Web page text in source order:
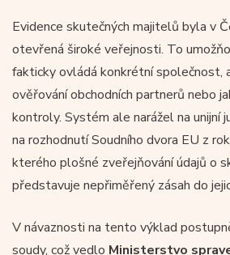
Evidence skutečných majitelů byla v
otevřená široké veřejnosti. To
fakticky ovládá konkrétní společnost,
ověřování obchodních partnerů nebo
kontroly. Systém ale narážel na unijní
na rozhodnutí Soudního dvora EU z
kterého plošné zveřejňování údajů o
představuje nepřiměřený zásah do
V návaznosti na tento výklad
soudy, což vedlo Ministerstvo